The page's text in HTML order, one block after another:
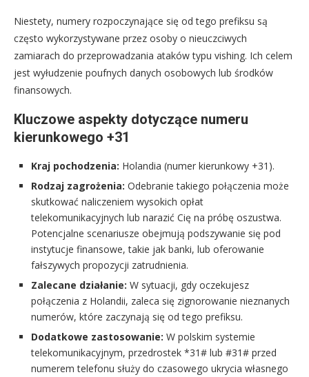
Niestety, numery rozpoczynające się od tego prefiksu są
często wykorzystywane przez osoby o nieuczciwych
zamiarach do przeprowadzania ataków typu vishing. Ich celem
jest wyłudzenie poufnych danych osobowych lub środków
finansowych.
Kluczowe aspekty dotyczące numeru
kierunkowego +31
Kraj pochodzenia: Holandia (numer kierunkowy +31).
Rodzaj zagrożenia: Odebranie takiego połączenia może
skutkować naliczeniem wysokich opłat
telekomunikacyjnych lub narazić Cię na próbę oszustwa.
Potencjalne scenariusze obejmują podszywanie się pod
instytucje finansowe, takie jak banki, lub oferowanie
fałszywych propozycji zatrudnienia.
Zalecane działanie: W sytuacji, gdy oczekujesz
połączenia z Holandii, zaleca się zignorowanie nieznanych
numerów, które zaczynają się od tego prefiksu.
Dodatkowe zastosowanie: W polskim systemie
telekomunikacyjnym, przedrostek *31# lub #31# przed
numerem telefonu służy do czasowego ukrycia własnego